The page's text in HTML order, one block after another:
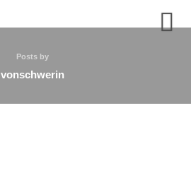
Posts by
vonschwerin